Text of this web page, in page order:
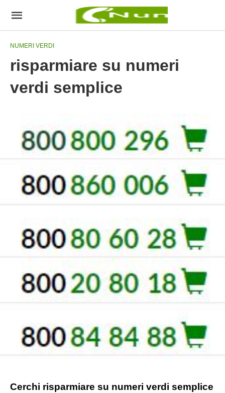
NUMERI VERDI
risparmiare su numeri
verdi semplice
Cerchi risparmiare su numeri verdi semplice